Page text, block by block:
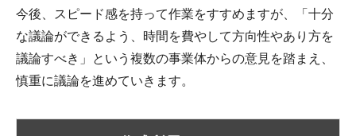
今後、スピード感を持って作業をすすめますが、「十分
な議論ができるよう、時間を費やして方向性やあり方を
議論すべき」という複数の事業体からの意見を踏まえ、
慎重に議論を進めていきます。